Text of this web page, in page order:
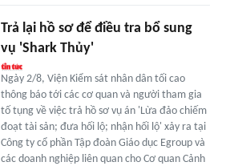
Trả lại hồ sơ để điều tra bổ sung
vụ 'Shark Thủy'
Ngày 2/8, Viện Kiểm sát nhân dân tối cao
thông báo tới các cơ quan và người tham gia
tố tụng về việc trả hồ sơ vụ án 'Lừa đảo chiếm
đoạt tài sản; đưa hối lộ; nhận hối lộ' xảy ra tại
Công ty cổ phần Tập đoàn Giáo dục Egroup và
các doanh nghiệp liên quan cho Cơ quan Cảnh